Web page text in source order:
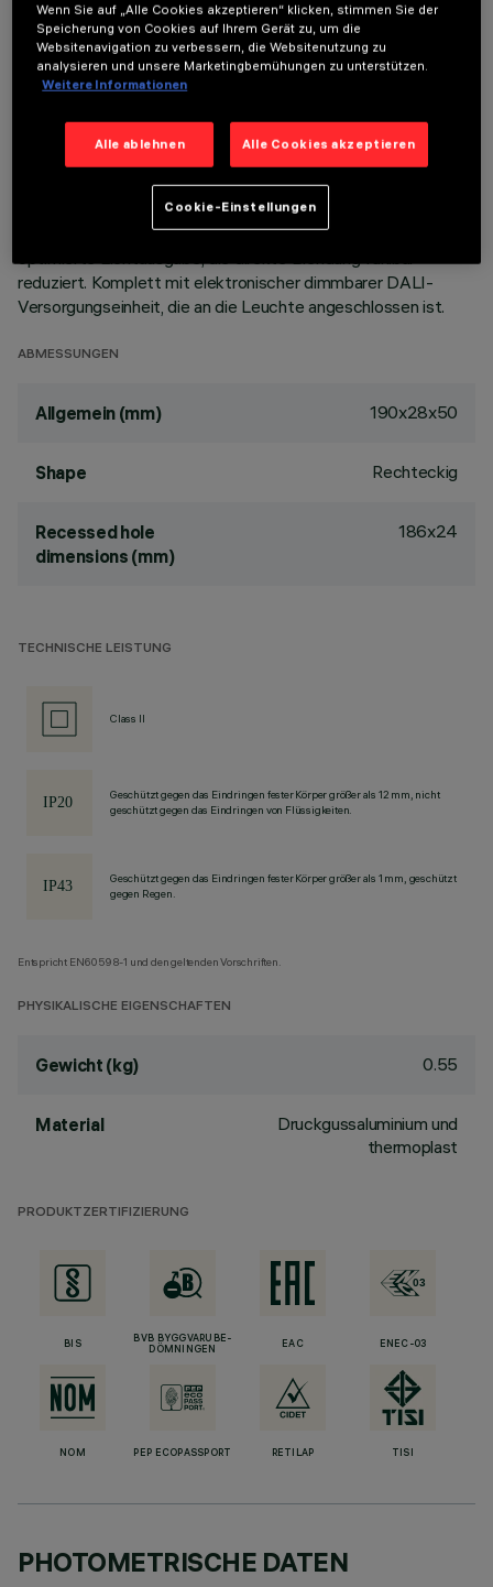
Miniaturisierte, rechteckige Einbauleuchte mit 10 optischen
Elementen mit LED-Lampen - feste Optiken mit
hochauflösenden Opti Beam-Reflektoren aus metallisiertem
Thermoplast, in zurückgesetzter Position in den Blendschutz
Aluminiumdruckguss, Version mit Anschlag-Konturenrahmen.
Trotz der geringen Größe des Produkts garantiert die
Kombination aus gänzlichem weißen Finish und der
patentierten Technologie des Optiksystems eine hohe,
gleichförmige und durch einen speziellen Streufilter
optimierte Lichtausgabe, die direkte Blendung fühlbar
reduziert. Komplett mit elektronischer dimmbarer DALI-
Versorgungseinheit, die an die Leuchte angeschlossen ist.
ABMESSUNGEN
Allgemein (mm) 190x28x50
Shape Rechteckig
Recessed hole
dimensions (mm)
186x24
TECHNISCHE LEISTUNG
Class II
Geschützt gegen das Eindringen fester Körper größer als 12 mm, nicht
geschützt gegen das Eindringen von Flüssigkeiten.
Geschützt gegen das Eindringen fester Körper größer als 1 mm, geschützt
gegen Regen.
Entspricht EN60598-1 und den geltenden Vorschriften.
PHYSIKALISCHE EIGENSCHAFTEN
Gewicht (kg) 0.55
Material
Druckgussaluminium und
thermoplast
PRODUKTZERTIFIZIERUNG
BIS
BVB BYGGVARUBE-
DÖMNINGEN
EAC ENEC-03
NOM PEP ECOPASSPORT RETILAP TISI
PHOTOMETRISCHE DATEN
Wenn Sie auf „Alle Cookies akzeptieren“ klicken, stimmen Sie der
Speicherung von Cookies auf Ihrem Gerät zu, um die
Websitenavigation zu verbessern, die Websitenutzung zu
analysieren und unsere Marketingbemühungen zu unterstützen.
Weitere Informationen
Alle ablehnen Alle Cookies akzeptieren
Cookie-Einstellungen